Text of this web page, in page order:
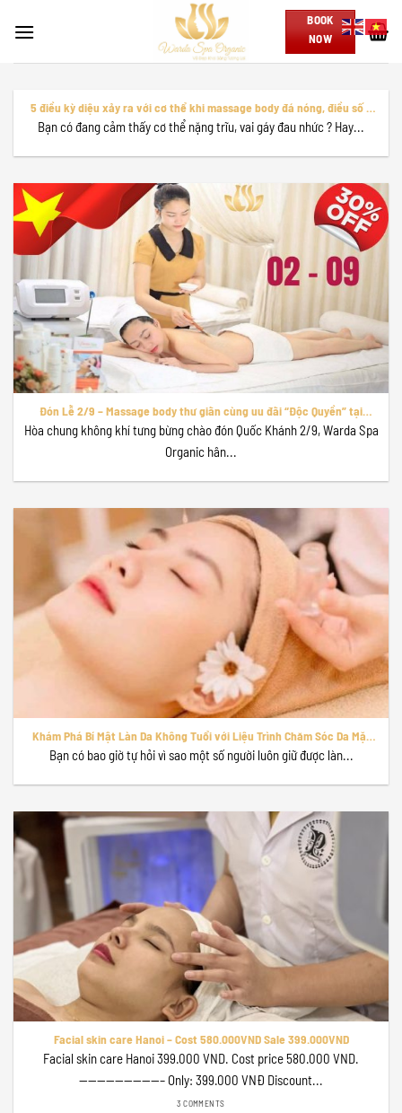
BOOK
NOW
5 điều kỳ diệu xảy ra với cơ thể khi massage body đá nóng, điều số 3
chắc chắn làm bạn bất ngờ
Bạn có đang cảm thấy cơ thể nặng trĩu, vai gáy đau nhức ? Hay...
Đón Lễ 2/9 – Massage body thư giãn cùng uu đãi “Độc Quyền” tại
Warda Spa Organic!
Hòa chung không khí tưng bừng chào đón Quốc Khánh 2/9, Warda Spa
Organic hân...
Khám Phá Bí Mật Làn Da Không Tuổi với Liệu Trình Chăm Sóc Da Mặt
Chuyên Sâu tại Warda Spa Organic
Bạn có bao giờ tự hỏi vì sao một số người luôn giữ được làn...
Facial skin care Hanoi – Cost 580.000VND Sale 399.000VND
Facial skin care Hanoi 399.000 VND. Cost price 580.000 VND.
—————————– Only: 399.000 VNĐ Discount...
3 COMMENTS